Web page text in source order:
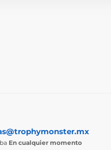
En cualquier momento